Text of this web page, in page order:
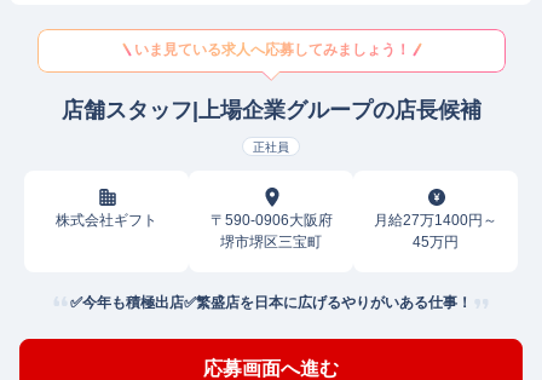
いま見ている求人へ応募してみましょう！
店舗スタッフ|上場企業グループの店長候補
正社員
株式会社ギフト
〒590-0906大阪府
堺市堺区三宝町
月給27万1400円～
45万円
✅️今年も積極出店✅️繁盛店を日本に広げるやりがいある仕事！
応募画面へ進む